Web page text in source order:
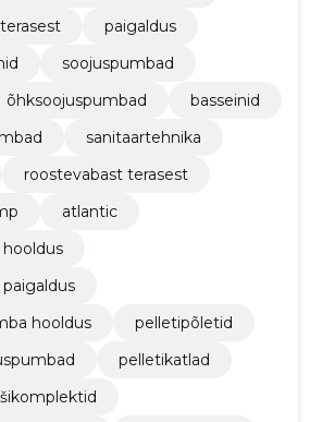
terasest
paigaldus
soojuspumbad
õhksoojuspumbad
basseinid
sanitaartehnika
roostevabast terasest
atlantic
hooldus
pelletipõletid
pelletikatlad